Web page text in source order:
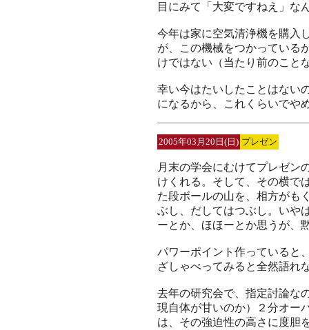
目にみて「大変ですねえ」な
今年は家に空気清浄機を購入
が、この機械をつかっている
けではない（当たり前のこと
幸い今はたいしたことはない
になるから、これくらいでや
2005年03月20日(日) プレゼン
月末の学会にむけてプレゼン
けくれる。そして、その横で
た段ボールの山を、相方がも
ぶし、だしてはつぶし。いや
ーとか、ほほーとか思うが、
パワーポイント作っていると
ざしゃべってみると全然語れ
去年の研究会で、指定討論な
現自体が甘いのか）２分オー
は、その強迫性の高さに度胆